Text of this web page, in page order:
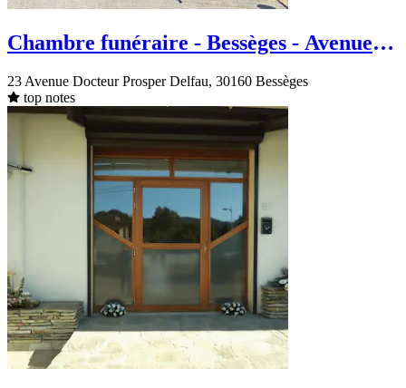
Chambre funéraire - Bessèges - Avenue
23 Avenue Docteur Prosper Delfau, 30160 Bessèges
top notes